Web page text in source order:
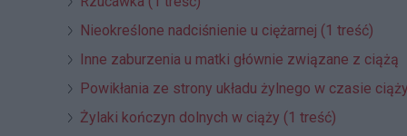
Nieokreślone nadciśnienie u ciężarnej (1 treść)
Inne zaburzenia u matki głównie związane z ciążą
Powikłania ze strony układu żylnego w czasie ciąży
Żylaki kończyn dolnych w ciąży (1 treść)